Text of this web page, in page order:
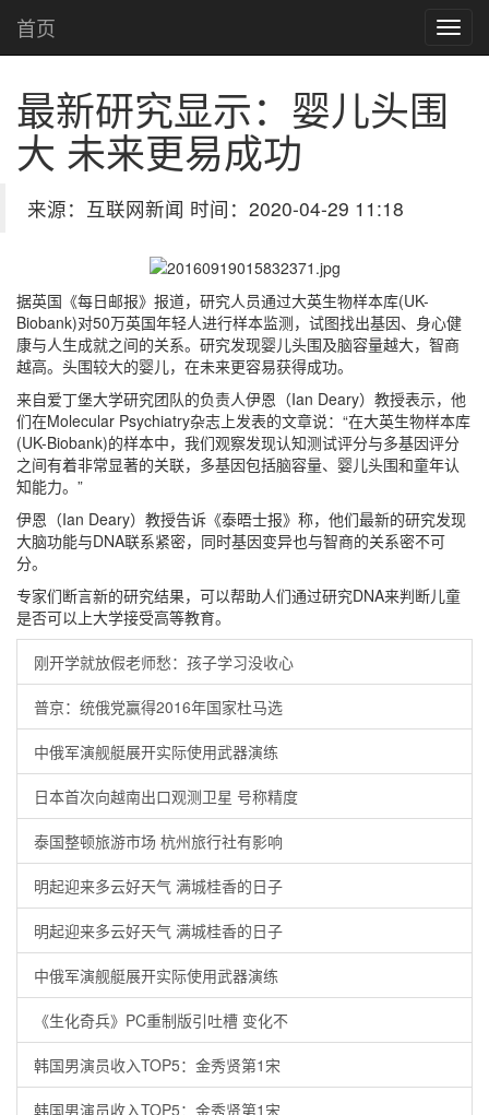
首页
最新研究显示：婴儿头围
大 未来更易成功
来源：互联网新闻 时间：2020-04-29 11:18
据英国《每日邮报》报道，研究人员通过大英生物样本库(UK-
Biobank)对50万英国年轻人进行样本监测，试图找出基因、身心健
康与人生成就之间的关系。研究发现婴儿头围及脑容量越大，智商
越高。头围较大的婴儿，在未来更容易获得成功。
来自爱丁堡大学研究团队的负责人伊恩（Ian Deary）教授表示，他
们在Molecular Psychiatry杂志上发表的文章说：“在大英生物样本库
(UK-Biobank)的样本中，我们观察发现认知测试评分与多基因评分
之间有着非常显著的关联，多基因包括脑容量、婴儿头围和童年认
知能力。”
伊恩（Ian Deary）教授告诉《泰晤士报》称，他们最新的研究发现
大脑功能与DNA联系紧密，同时基因变异也与智商的关系密不可
分。
专家们断言新的研究结果，可以帮助人们通过研究DNA来判断儿童
是否可以上大学接受高等教育。
刚开学就放假老师愁：孩子学习没收心
普京：统俄党赢得2016年国家杜马选
中俄军演舰艇展开实际使用武器演练
日本首次向越南出口观测卫星 号称精度
泰国整顿旅游市场 杭州旅行社有影响
明起迎来多云好天气 满城桂香的日子
明起迎来多云好天气 满城桂香的日子
中俄军演舰艇展开实际使用武器演练
《生化奇兵》PC重制版引吐槽 变化不
韩国男演员收入TOP5：金秀贤第1宋
韩国男演员收入TOP5：金秀贤第1宋